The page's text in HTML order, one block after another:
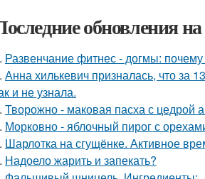
обновления на
Развенчание фитнес - догмы:
Анна хилькевич призналась, что за
и не узнала.
Творожно - маковая пасха с цедрой
Морковно - яблочный пирог с
Шарлотка на сгущёнке. Активное
Надоело жарить и запекать?